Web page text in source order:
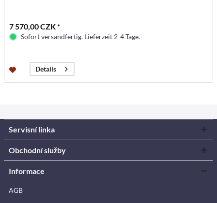
7 570,00 CZK *
Sofort versandfertig. Lieferzeit 2-4 Tage.
Details
Servisní linka
Obchodní služby
Informace
AGB